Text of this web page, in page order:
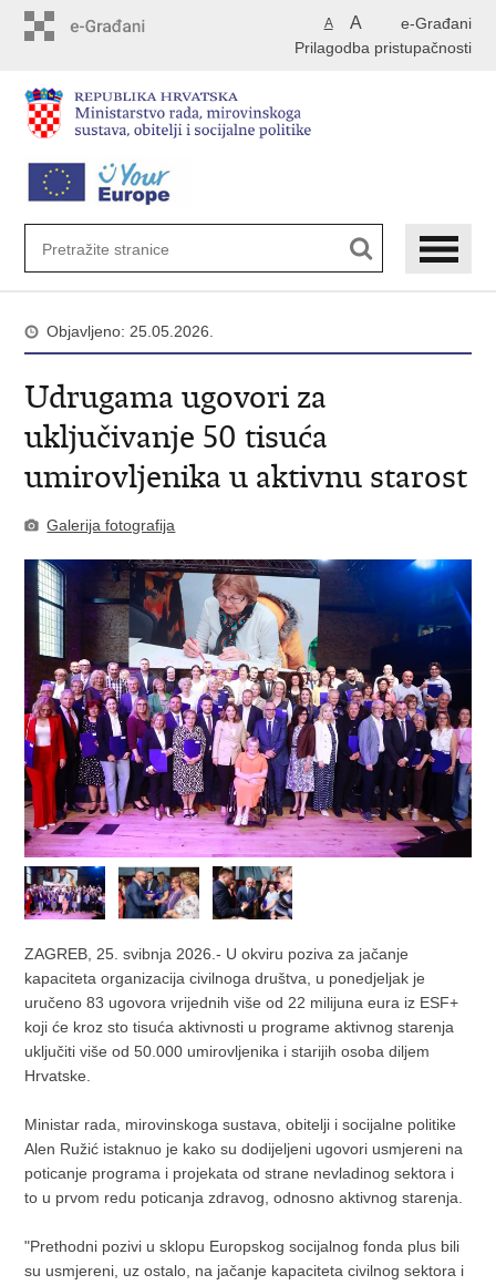
e-Građani
A A
Prilagodba pristupačnosti
Objavljeno: 25.05.2026.
Udrugama ugovori za
uključivanje 50 tisuća
umirovljenika u aktivnu starost
Galerija fotografija
ZAGREB, 25. svibnja 2026.- U okviru poziva za jačanje
kapaciteta organizacija civilnoga društva, u ponedjeljak je
uručeno 83 ugovora vrijednih više od 22 milijuna eura iz ESF+
koji će kroz sto tisuća aktivnosti u programe aktivnog starenja
uključiti više od 50.000 umirovljenika i starijih osoba diljem
Hrvatske.
Ministar rada, mirovinskoga sustava, obitelji i socijalne politike
Alen Ružić istaknuo je kako su dodijeljeni ugovori usmjereni na
poticanje programa i projekata od strane nevladinog sektora i
to u prvom redu poticanja zdravog, odnosno aktivnog starenja.
"Prethodni pozivi u sklopu Europskog socijalnog fonda plus bili
su usmjereni, uz ostalo, na jačanje kapaciteta civilnog sektora i